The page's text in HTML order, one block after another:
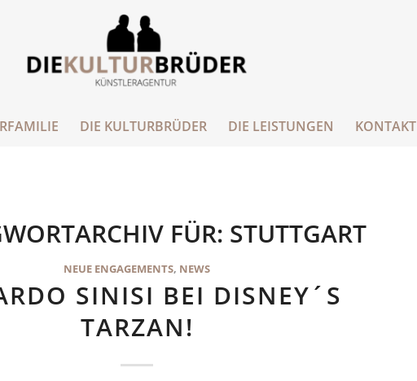
DIE KULTURBRÜDER DIE LEISTUNGEN KONTAKT
FÜR: STUTTGART
NEUE ENGAGEMENTS, NEWS
SINISI BEI DISNEY´S
TARZAN!